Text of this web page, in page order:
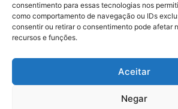
consentimento para essas tecnologias nos
como comportamento de navegação ou IDs
consentir ou retirar o consentimento pode afetar
recursos e funções.
Aceitar
Negar
Contato
adperj@adperj.com.br
(21) 2220-6022
Janeiro - RJ - CEP: 20011-020